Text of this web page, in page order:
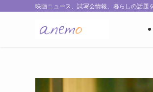
映画ニュース、試写会情報、暮らしの話題